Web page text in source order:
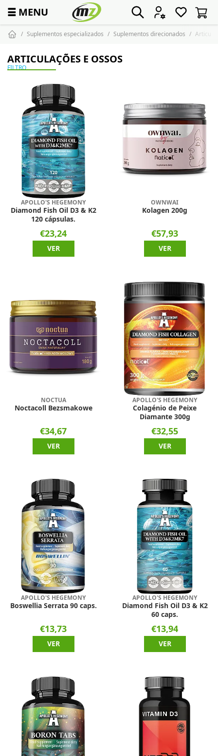
☰ MENU
Suplementos especializados Suplementos direcionados
ARTICULAÇÕES E OSSOS
FILTRO
APOLLO'S HEGEMONY
Diamond Fish Oil D3 & K2
120 cápsulas.
€23,24
VER
OWNWAI
Kolagen 200g
€57,93
VER
NOCTUA
Noctacoll Bezsmakowe
€34,67
VER
APOLLO'S HEGEMONY
Colagénio de Peixe
Diamante 300g
€32,55
VER
APOLLO'S HEGEMONY
Boswellia Serrata 90 caps.
€13,73
VER
APOLLO'S HEGEMONY
Diamond Fish Oil D3 & K2
60 caps.
€13,94
VER